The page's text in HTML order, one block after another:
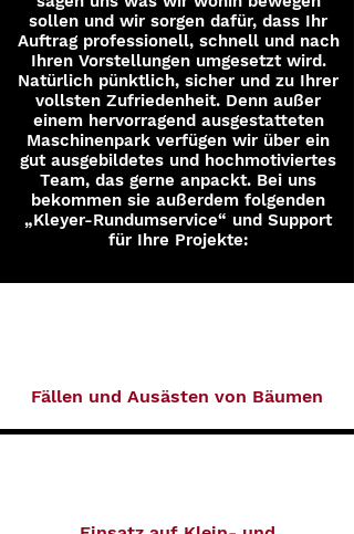
sollen und wir sorgen dafür, dass Ihr
Auftrag professionell, schnell und nach
Ihren Vorstellungen umgesetzt wird.
Natürlich pünktlich, sicher und zu Ihrer
vollsten Zufriedenheit. Denn außer
einem hervorragend ausgestatteten
Maschinenpark verfügen wir über ein
gut ausgebildetes und hochmotiviertes
Team, das gerne anpackt. Bei uns
bekommen sie außerdem folgenden
„Kleyer-Rundumservice“ und Support
für Ihre Projekte:
Fällen und Ausästen von Bäumen